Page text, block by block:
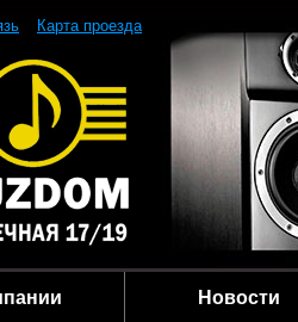
Карта проезда
Новости